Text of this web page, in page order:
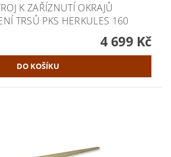
K ZAŘÍZNUTÍ OKRAJŮ
TRSŮ PKS HERKULES 160
4 699 Kč